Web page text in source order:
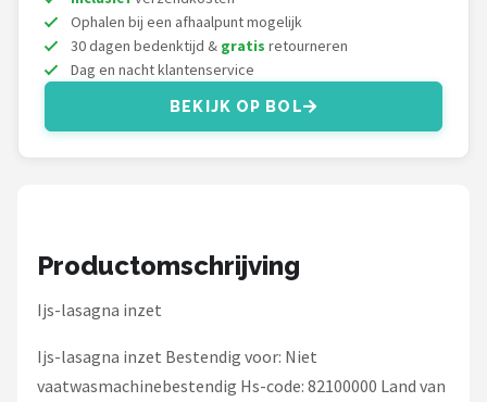
Braun
Bardi
Bartscher
Philips
Alle merken →
Ophalen bij een afhaalpunt mogelijk
30 dagen bedenktijd & gratis retourneren
Dag en nacht klantenservice
BEKIJK OP BOL
Productomschrijving
Ijs-lasagna inzet
Ijs-lasagna inzet Bestendig voor: Niet
vaatwasmachinebestendig Hs-code: 82100000 Land van